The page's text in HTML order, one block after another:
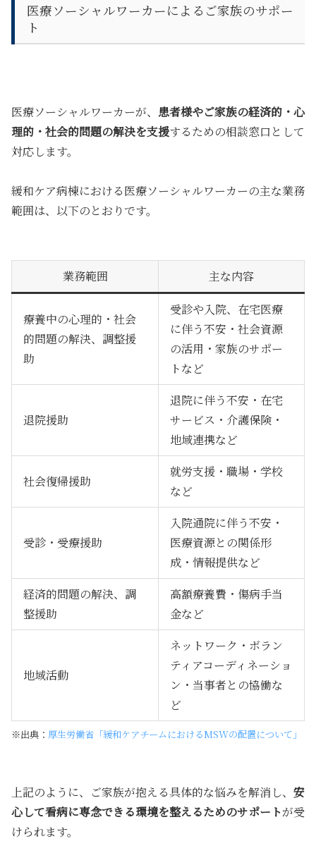
医療ソーシャルワーカーによるご家族のサポー
ト
医療ソーシャルワーカーが、 患者様やご家族の経済的・心
理的・社会的問題の解決を支援するための相談窓口として
対応します。
緩和ケア病棟における医療ソーシャルワーカーの主な業務
範囲は、以下のとおりです。
業務範囲 主な内容
療養中の心理的・社会
的問題の解決、調整援
助
受診や入院、在宅医療
に伴う不安・社会資源
の活用・家族のサポー
トなど
退院援助
退院に伴う不安・在宅
サービス・介護保険・
地域連携など
社会復帰援助
就労支援・職場・学校
など
受診・受療援助
入院通院に伴う不安・
医療資源との関係形
成・情報提供など
経済的問題の解決、調
整援助
高額療養費・傷病手当
金など
地域活動
ネットワーク・ボラン
ティアコーディネーショ
ン・当事者との協働な
ど
※出典： 厚生労働省「緩和ケアチームにおけるMSWの配置について」
上記のように、ご家族が抱える具体的な悩みを解消し、 安
心して看病に専念できる環境を整えるためのサポートが受
けられます。